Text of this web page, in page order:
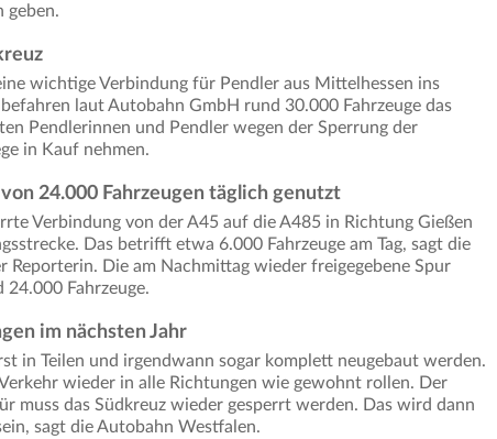
geben.
wichtige Verbindung für Pendler aus Mittelhessen ins
laut Autobahn GmbH rund 30.000 Fahrzeuge das
Pendlerinnen und Pendler wegen der Sperrung der
in Kauf nehmen.
24.000 Fahrzeugen täglich genutzt
Verbindung von der A45 auf die A485 in Richtung Gießen
Das betrifft etwa 6.000 Fahrzeuge am Tag, sagt die
Reporterin. Die am Nachmittag wieder freigegebene Spur
24.000 Fahrzeuge.
im nächsten Jahr
in Teilen und irgendwann sogar komplett neugebaut werden.
wieder in alle Richtungen wie gewohnt rollen. Der
muss das Südkreuz wieder gesperrt werden. Das wird dann
sagt die Autobahn Westfalen.